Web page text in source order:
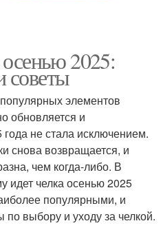
2025:
элементов
обновляется и
не стала исключением.
снова возвращается, и
чем когда-либо. В
идет челка осенью 2025
популярными, и
выбору и уходу за челкой.